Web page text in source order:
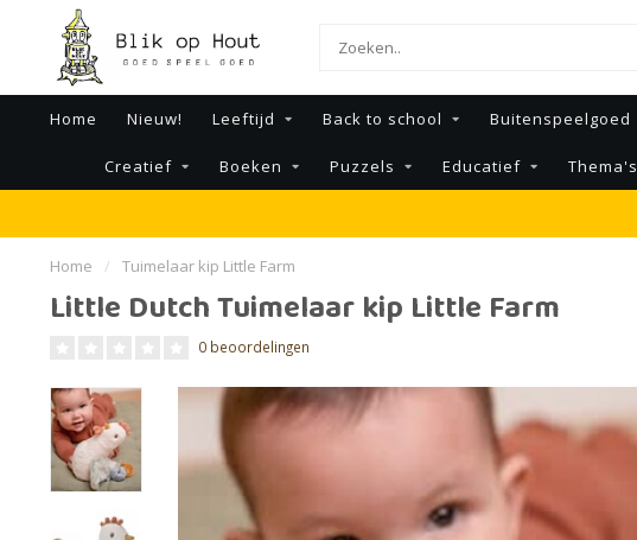
Home Nieuw! Leeftijd Back to school Buitenspeelgoed
Creatief Boeken Puzzels Educatief Thema's
Home / Tuimelaar kip Little Farm
Little Dutch Tuimelaar kip Little Farm
0 beoordelingen